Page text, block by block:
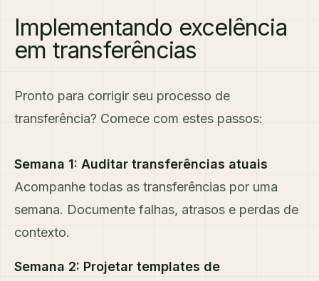
Implementando excelência
em transferências
Pronto para corrigir seu processo de
transferência? Comece com estes passos:
Semana 1: Auditar transferências atuais
Acompanhe todas as transferências por uma
semana. Documente falhas, atrasos e perdas de
contexto.
Semana 2: Projetar templates de